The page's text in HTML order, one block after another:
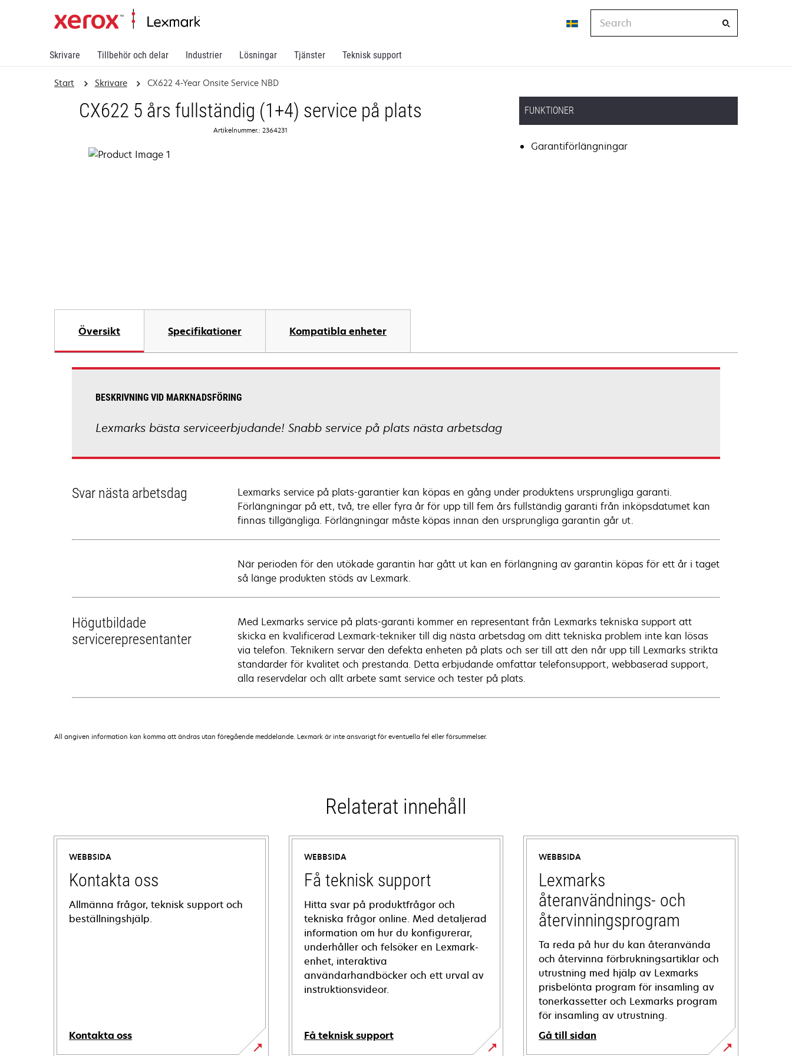
Skrivare Tillbehör och delar Industrier Lösningar Tjänster Teknisk support
Start Skrivare CX622 4-Year Onsite Service NBD
CX622 5 års fullständig (1+4) service på plats
Artikelnummer.: 2364231
FUNKTIONER
Garantiförlängningar
Översikt Specifikationer Kompatibla enheter
BESKRIVNING VID MARKNADSFÖRING
Lexmarks bästa serviceerbjudande! Snabb service på plats nästa arbetsdag
Svar nästa arbetsdag
Lexmarks service på plats-garantier kan köpas en gång under produktens ursprungliga garanti.
Förlängningar på ett, två, tre eller fyra år för upp till fem års fullständig garanti från inköpsdatumet kan
finnas tillgängliga. Förlängningar måste köpas innan den ursprungliga garantin går ut.
När perioden för den utökade garantin har gått ut kan en förlängning av garantin köpas för ett år i taget
så länge produkten stöds av Lexmark.
Högutbildade
servicerepresentanter
Med Lexmarks service på plats-garanti kommer en representant från Lexmarks tekniska support att
skicka en kvalificerad Lexmark-tekniker till dig nästa arbetsdag om ditt tekniska problem inte kan lösas
via telefon. Teknikern servar den defekta enheten på plats och ser till att den når upp till Lexmarks strikta
standarder för kvalitet och prestanda. Detta erbjudande omfattar telefonsupport, webbaserad support,
alla reservdelar och allt arbete samt service och tester på plats.
All angiven information kan komma att ändras utan föregående meddelande. Lexmark är inte ansvarigt för eventuella fel eller försummelser.
Relaterat innehåll
WEBBSIDA
Kontakta oss
Allmänna frågor, teknisk support och
beställningshjälp.
Kontakta oss
WEBBSIDA
Få teknisk support
Hitta svar på produktfrågor och
tekniska frågor online. Med detaljerad
information om hur du konfigurerar,
underhåller och felsöker en Lexmark-
enhet, interaktiva
användarhandböcker och ett urval av
instruktionsvideor.
Få teknisk support
WEBBSIDA
Lexmarks
återanvändnings- och
återvinningsprogram
Ta reda på hur du kan återanvända
och återvinna förbrukningsartiklar och
utrustning med hjälp av Lexmarks
prisbelönta program för insamling av
tonerkassetter och Lexmarks program
för insamling av utrustning.
Gå till sidan